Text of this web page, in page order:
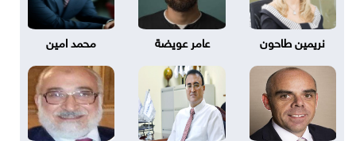
نريمين طاحون عامر عويضة محمد امين